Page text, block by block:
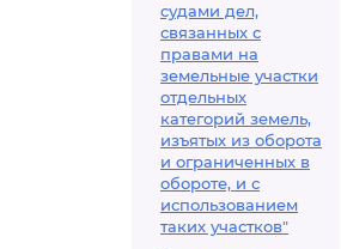
судами дел,
связанных с
правами на
земельные участки
отдельных
категорий земель,
изъятых из оборота
и ограниченных в
обороте, и с
использованием
таких участков"